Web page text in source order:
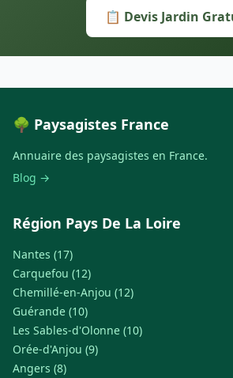
📋 Devis Jardin
🌳 Paysagistes France
Annuaire des paysagistes en France.
Blog →
Région Pays De La Loire
Nantes (17)
Carquefou (12)
Chemillé-en-Anjou (12)
Guérande (10)
Les Sables-d'Olonne (10)
Orée-d'Anjou (9)
Angers (8)